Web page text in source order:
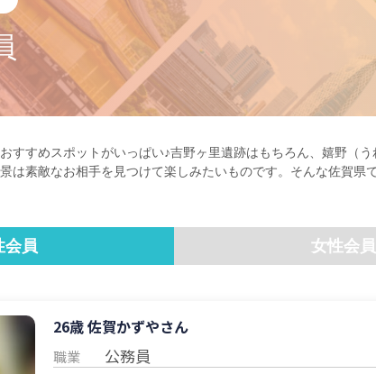
すすめスポットがいっぱい♪吉野ヶ里遺跡はもちろん、嬉野（
は素敵なお相手を見つけて楽しみたいものです。そんな佐賀県
会員 女性会員
26歳 佐賀かずやさん
職業 公務員